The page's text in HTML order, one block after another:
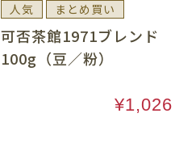
人気 まとめ買い
可否茶館1971ブレンド
100g（豆／粉）
¥1,026